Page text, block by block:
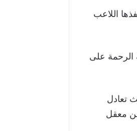
75 من ركلة جزاء نفذها اللاعب
على
تعادل
نقطة من معقل